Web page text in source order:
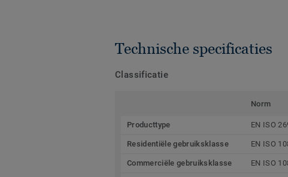
Technische specificaties
Classificatie
Norm
Producttype EN ISO
Residentiële gebruiksklasse EN ISO
Commerciële gebruiksklasse EN ISO